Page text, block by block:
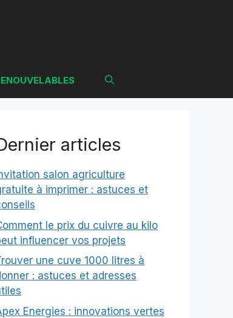
articles
salon agriculture
à imprimer : astuces et
le prix du cuivre au kilo
influencer vos projets
une cuve 1000 litres à
: astuces et adresses
Energies : innovations vertes